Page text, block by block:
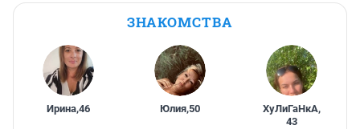
ЗНАКОМСТВА
Ирина,46 Юлия,50 ХуЛиГаНкА,
43